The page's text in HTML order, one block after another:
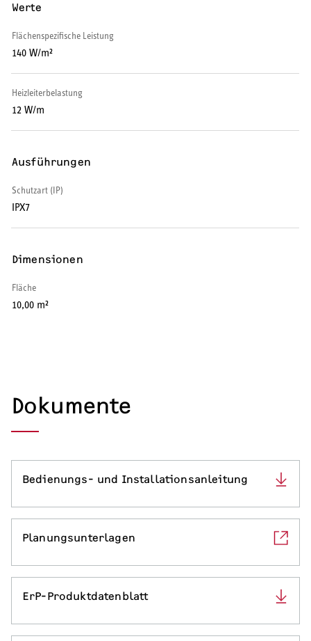
Kochendwassergeräte
Händetrockner
Lüftungsanlagen
Serviceleistungen
Werte
Flächenspezifische Leistung
140 W/m²
Heizleiterbelastung
12 W/m
Ausführungen
Schutzart (IP)
IPX7
Dimensionen
Fläche
10,00 m²
Dokumente
Bedienungs- und Installationsanleitung
Planungsunterlagen
ErP-Produktdatenblatt